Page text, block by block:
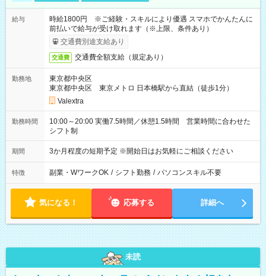
給与
時給1800円 ※ご経験・スキルにより優遇 スマホでかんたんに
前払いで給与が受け取れます（※上限、条件あり）
交通費別途支給あり
交通費 交通費全額支給（規定あり）
勤務地
東京都中央区
東京都中央区 東京メトロ 日本橋駅から直結（徒歩1分）
Valextra
勤務時間
10:00～20:00 実働7.5時間／休憩1.5時間 営業時間に合わせた
シフト制
期間 3か月程度の短期予定 ※開始日はお気軽にご相談ください
特徴 副業・WワークOK / シフト勤務 / パソコンスキル不要
気になる！ 応募する 詳細へ
未読